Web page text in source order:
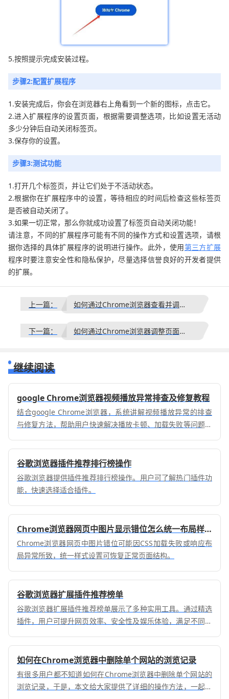
5.按照提示完成安装过程。
步骤2:配置扩展程序
1.安装完成后，你会在浏览器右上角看到一个新的图标，点击它。
2.进入扩展程序的设置页面，根据需要调整选项，比如设置无活动
多少分钟后自动关闭标签页。
3.保存你的设置。
步骤3:测试功能
1.打开几个标签页，并让它们处于不活动状态。
2.根据你在扩展程序中的设置，等待相应的时间后检查这些标签页
是否被自动关闭了。
3.如果一切正常，那么你就成功设置了标签页自动关闭功能！
请注意，不同的扩展程序可能有不同的操作方式和设置选项，请根
据你选择的具体扩展程序的说明进行操作。此外，使用第三方扩展
程序时要注意安全性和隐私保护，尽量选择信誉良好的开发者提供
的扩展。
上一篇： 如何通过Chrome浏览器查看并调试CSS文件
下一篇： 如何通过Chrome浏览器调整页面的色彩主题
继续阅读
google Chrome浏览器视频播放异常排查及修复教程
结合google Chrome浏览器，系统讲解视频播放异常的排查
与修复方法，帮助用户快速解决播放卡顿、加载失败等问题，
谷歌浏览器插件推荐排行榜操作
谷歌浏览器提供插件推荐排行榜操作。用户可了解热门插件功
能，快速选择适合插件。
Chrome浏览器网页中图片显示错位怎么统一布局样式
Chrome浏览器网页中图片错位可能因CSS加载失败或响应布
局异常所致，统一样式设置可恢复正常页面结构。
谷歌浏览器扩展插件推荐榜单
谷歌浏览器扩展插件推荐榜单展示了多种实用工具。通过精选
插件，用户可提升网页效率、安全性及娱乐体验，满足不同使
如何在Chrome浏览器中删除单个网站的浏览记录
有很多用户都不知道如何在Chrome浏览器中删除单个网站的
浏览记录，于是，本文给大家提供了详细的操作方法，一起来